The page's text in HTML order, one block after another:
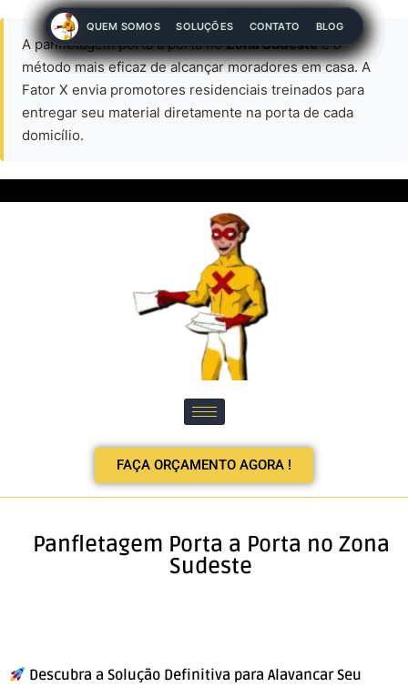
QUEM SOMOS SOLUÇÕES CONTATO BLOG
QUEM SOMOS SOLUÇÕES CONTATO BLOG
QUEM SOMOS SOLUÇÕES CONTATO BLOG
QUEM SOMOS SOLUÇÕES CONTATO BLOG
QUEM SOMOS SOLUÇÕES CONTATO BLOG
QUEM SOMOS SOLUÇÕES CONTATO BLOG
QUEM SOMOS SOLUÇÕES CONTATO BLOG
QUEM SOMOS SOLUÇÕES CONTATO BLOG
QUEM SOMOS SOLUÇÕES CONTATO BLOG
A panfletagem porta a porta noZona Sudesteé o
método mais eficaz de alcançar moradores em casa. A
Fator X envia promotores residenciais treinados para
entregar seu material diretamente na porta de cada
domicílio.
FAÇA ORÇAMENTO AGORA !
Panfletagem Porta a Porta no Zona
Sudeste
Descubra a Solução Definitiva para Alavancar Seu